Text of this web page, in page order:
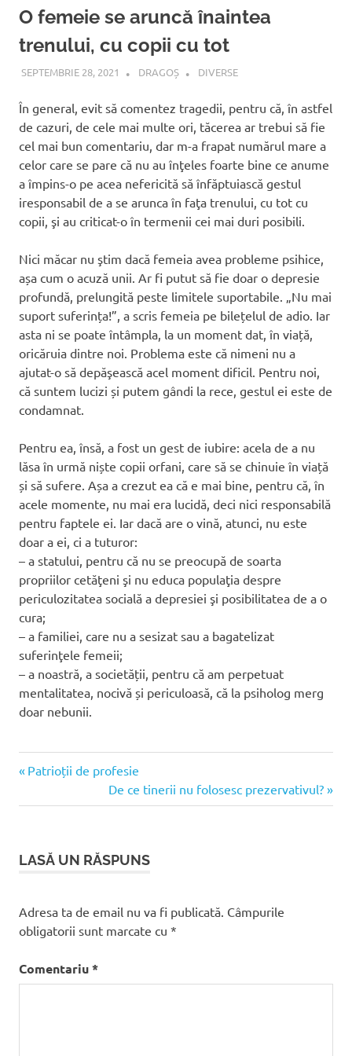
O femeie se aruncă înaintea
trenului, cu copii cu tot
SEPTEMBRIE 28, 2021 DRAGOȘ DIVERSE
În general, evit să comentez tragedii, pentru că, în astfel
de cazuri, de cele mai multe ori, tăcerea ar trebui să fie
cel mai bun comentariu, dar m-a frapat numărul mare a
celor care se pare că nu au înţeles foarte bine ce anume
a împins-o pe acea nefericită să înfăptuiască gestul
iresponsabil de a se arunca în faţa trenului, cu tot cu
copii, şi au criticat-o în termenii cei mai duri posibili.
Nici măcar nu ştim dacă femeia avea probleme psihice,
așa cum o acuză unii. Ar fi putut să fie doar o depresie
profundă, prelungită peste limitele suportabile. „Nu mai
suport suferința!”, a scris femeia pe bilețelul de adio. Iar
asta ni se poate întâmpla, la un moment dat, în viață,
oricăruia dintre noi. Problema este că nimeni nu a
ajutat-o să depăşească acel moment dificil. Pentru noi,
că suntem lucizi și putem gândi la rece, gestul ei este de
condamnat.
Pentru ea, însă, a fost un gest de iubire: acela de a nu
lăsa în urmă niște copii orfani, care să se chinuie în viață
și să sufere. Așa a crezut ea că e mai bine, pentru că, în
acele momente, nu mai era lucidă, deci nici responsabilă
pentru faptele ei. Iar dacă are o vină, atunci, nu este
doar a ei, ci a tuturor:
– a statului, pentru că nu se preocupă de soarta
propriilor cetăţeni şi nu educa populaţia despre
periculozitatea socială a depresiei şi posibilitatea de a o
cura;
– a familiei, care nu a sesizat sau a bagatelizat
suferinţele femeii;
– a noastră, a societății, pentru că am perpetuat
mentalitatea, nocivă și periculoasă, că la psiholog merg
doar nebunii.
Navigare
în
Articolul
Patrioții de profesie
Articolul
următor:
De ce tinerii nu folosesc prezervativul?
LASĂ UN RĂSPUNS
Adresa ta de email nu va fi publicată. Câmpurile
obligatorii sunt marcate cu *
Comentariu*